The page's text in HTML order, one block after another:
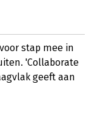
stap mee in
'Collaborate
geeft aan